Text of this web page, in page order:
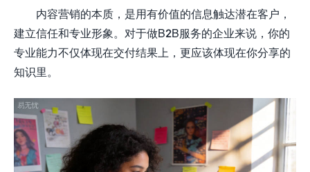
内容营销的本质，是用有价值的信息触达潜在客户，
建立信任和专业形象。对于做B2B服务的企业来说，你的
专业能力不仅体现在交付结果上，更应该体现在你分享的
知识里。